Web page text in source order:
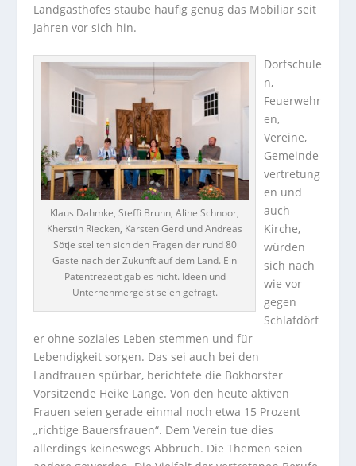
Landgasthofes staube häufig genug das Mobiliar seit
Jahren vor sich hin.
Klaus Dahmke, Steffi Bruhn, Aline Schnoor,
Kherstin Riecken, Karsten Gerd und Andreas
Sötje stellten sich den Fragen der rund 80
Gäste nach der Zukunft auf dem Land. Ein
Patentrezept gab es nicht. Ideen und
Unternehmergeist seien gefragt.
Dorfschule
n,
Feuerwehr
en,
Vereine,
Gemeinde
vertretung
en und
auch
Kirche,
würden
sich nach
wie vor
gegen
Schlafdörf
er ohne soziales Leben stemmen und für
Lebendigkeit sorgen. Das sei auch bei den
Landfrauen spürbar, berichtete die Bokhorster
Vorsitzende Heike Lange. Von den heute aktiven
Frauen seien gerade einmal noch etwa 15 Prozent
„richtige Bauersfrauen“. Dem Verein tue dies
allerdings keineswegs Abbruch. Die Themen seien